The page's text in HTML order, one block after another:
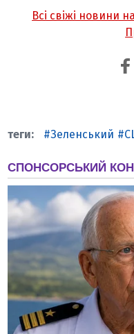
Всі свіжі новини
Зеленський